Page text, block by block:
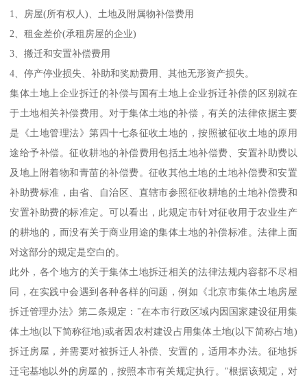
1、房屋(所有权人)、土地及附属物补偿费用
2、租金差价(承租房屋的企业)
3、搬迁和安置补偿费用
4、停产停业损失、补助和奖励费用、其他无形资产损失。
集体土地上企业拆迁的补偿与国有土地上企业拆迁补偿的区别就在
于土地相关补偿费用。对于集体土地的补偿，有关的法律依据主要
是《土地管理法》第四十七条征收土地的，按照被征收土地的原用
途给予补偿。征收耕地的补偿费用包括土地补偿费、安置补助费以
及地上附着物和青苗的补偿费。征收其他土地的土地补偿费和安置
补助费标准，由省、自治区、直辖市参照征收耕地的土地补偿费和
安置补助费的标准定。可以看出，此规定市针对征收用于农业生产
的耕地的，而没有关于商业用途的集体土地的补偿标准。法律上面
对这部分的规定是空白的。
此外，各个地方的关于集体土地拆迁相关的法律法规内容都不尽相
同，在实践中会遇到各种各样的问题，例如《北京市集体土地房屋
拆迁管理办法》第二条规定："在本市行政区域内因国家建设征用集
体土地(以下简称征地)或者因农村建设占用集体土地(以下简称占地)
拆迁房屋，并需要对被拆迁人补偿、安置的，适用本办法。征地拆
迁宅基地以外的房屋的，按照本市有关规定执行。"根据该规定，对